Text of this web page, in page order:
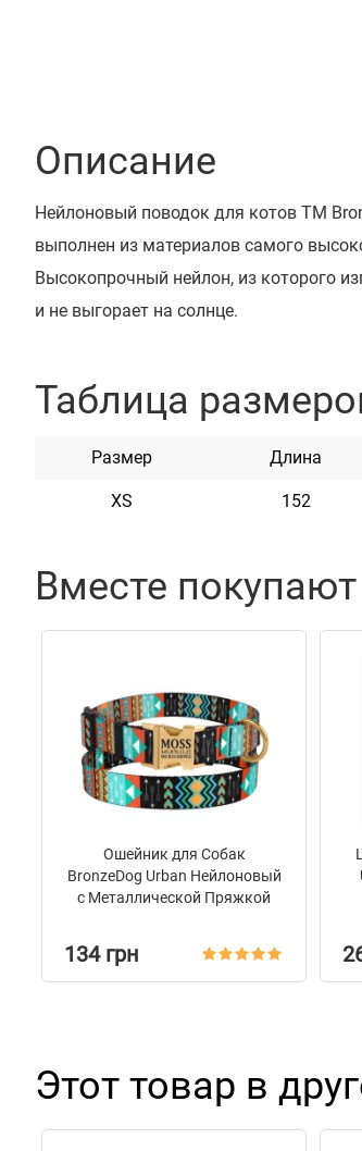
Описание
Нейлоновый поводок для котов ТМ
выполнен из материалов самого
Высокопрочный нейлон, из которого
и не выгорает на солнце.
Этот поводок мягкий на ощупь,
Характеристики
Фурнитура Металл с
Таблица
Размер Длина
XS 152
Вместе покупают
Ошейник для Собак
BronzeDog Urban Нейлоновый
c Металлической Пряжкой
134 грн
Этот товар в